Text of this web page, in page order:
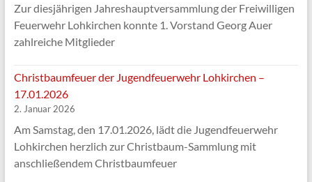
Zur diesjährigen Jahreshauptversammlung der Freiwilligen
Feuerwehr Lohkirchen konnte 1. Vorstand Georg Auer
zahlreiche Mitglieder
Christbaumfeuer der Jugendfeuerwehr Lohkirchen –
17.01.2026
2. Januar 2026
Am Samstag, den 17.01.2026, lädt die Jugendfeuerwehr
Lohkirchen herzlich zur Christbaum-Sammlung mit
anschließendem Christbaumfeuer